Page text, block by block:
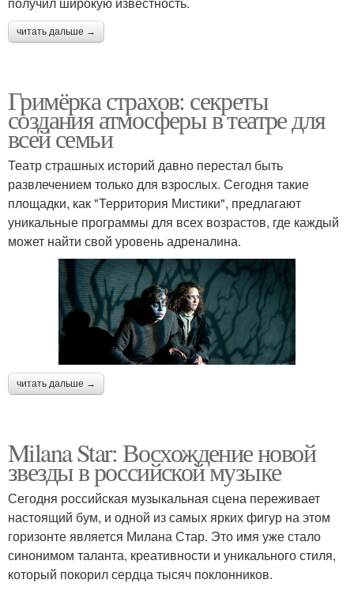
читать дальше →
Гримёрка страхов: секреты
создания атмосферы в театре для
всей семьи
Театр страшных историй давно перестал быть
развлечением только для взрослых. Сегодня такие
площадки, как "Территория Мистики", предлагают
уникальные программы для всех возрастов, где каждый
может найти свой уровень адреналина.
читать дальше →
Milana Star: Восхождение новой
звезды в российской музыке
Сегодня российская музыкальная сцена переживает
настоящий бум, и одной из самых ярких фигур на этом
горизонте является Милана Стар. Это имя уже стало
синонимом таланта, креативности и уникального стиля,
который покорил сердца тысяч поклонников.